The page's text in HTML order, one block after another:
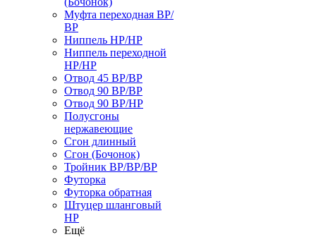
Муфта переходная ВР/
ВР
Ниппель НР/НР
Ниппель переходной
НР/НР
Отвод 45 ВР/ВР
Отвод 90 ВР/ВР
Отвод 90 ВР/НР
Полусгоны
нержавеющие
Сгон длинный
Сгон (Бочонок)
Тройник ВР/ВР/ВР
Футорка
Футорка обратная
Штуцер шланговый
НР
Ещё